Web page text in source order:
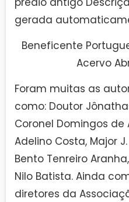
Beneficente
Acervo
Foram muitas as
como: Doutor
Coronel Domingos de
Adelino Costa, Major
Bento Tenreiro
Nilo Batista. Ainda
diretores da